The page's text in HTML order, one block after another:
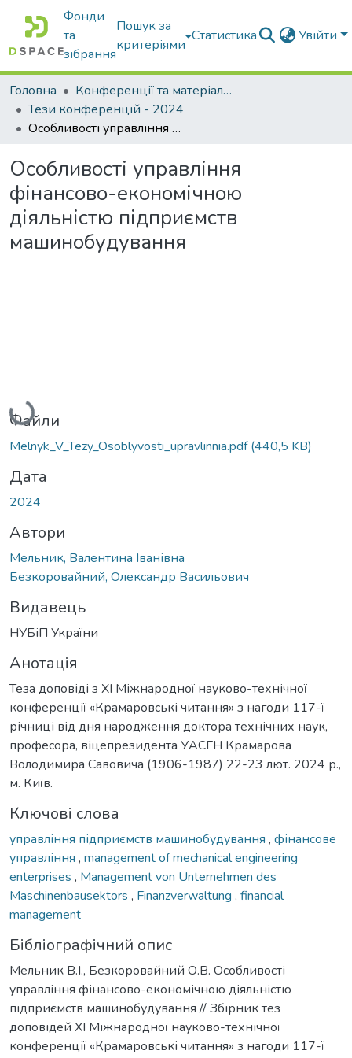
Фонди
та
зібрання
Пошук за
критеріями
Статистика Увійти
Головна
Конференції та матеріали конференцій
Тези конференцій - 2024
Особливості управління фінансово-економічною діяльністю підприємств машинобудування
Особливості управління
фінансово-економічною
діяльністю підприємств
машинобудування
Вантажиться...
Файли
Melnyk_V_Tezy_Osoblyvosti_upravlinnia.pdf(440,5 KB)
Дата
2024
Автори
Мельник, Валентина Іванівна
Безкоровайний, Олександр Васильович
Видавець
НУБіП України
Анотація
Теза доповіді з ХІ Міжнародної науково-технічної
конференції «Крамаровські читання» з нагоди 117-ї
річниці від дня народження доктора технічних наук,
професора, віцепрезидента УАСГН Крамарова
Володимира Савовича (1906-1987) 22-23 лют. 2024 р.,
м. Київ.
Ключові слова
управління підприємств машинобудування , фінансове
управління , management of mechanical engineering
enterprises , Management von Unternehmen des
Maschinenbausektors , Finanzverwaltung , financial
management
Бібліографічний опис
Мельник В.І., Безкоровайний О.В. Особливості
управління фінансово-економічною діяльністю
підприємств машинобудування // Збірник тез
доповідей ХI Міжнародної науково-технічної
конференції «Крамаровські читання» з нагоди 117-ї